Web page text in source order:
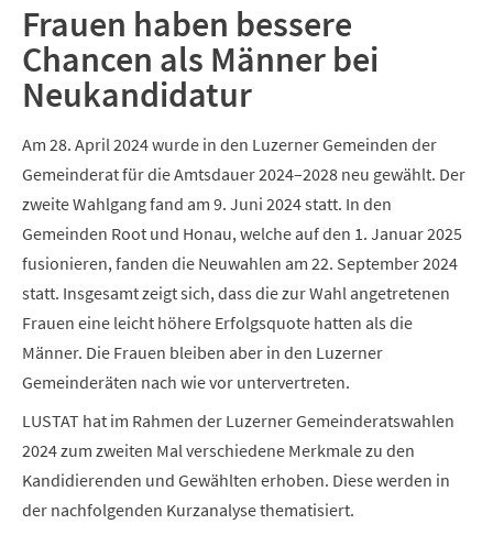
Frauen haben bessere
Chancen als Männer bei
Neukandidatur
Am 28. April 2024 wurde in den Luzerner Gemeinden der
Gemeinderat für die Amtsdauer 2024–2028 neu gewählt. Der
zweite Wahlgang fand am 9. Juni 2024 statt. In den
Gemeinden Root und Honau, welche auf den 1. Januar 2025
fusionieren, fanden die Neuwahlen am 22. September 2024
statt. Insgesamt zeigt sich, dass die zur Wahl angetretenen
Frauen eine leicht höhere Erfolgsquote hatten als die
Männer. Die Frauen bleiben aber in den Luzerner
Gemeinderäten nach wie vor untervertreten.
LUSTAT hat im Rahmen der Luzerner Gemeinderatswahlen
2024 zum zweiten Mal verschiedene Merkmale zu den
Kandidierenden und Gewählten erhoben. Diese werden in
der nachfolgenden Kurzanalyse thematisiert.